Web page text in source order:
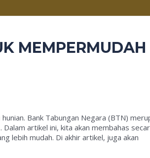
MEMPERMUDAH
Bank Tabungan Negara (BTN)
artikel ini, kita akan membahas
lebih mudah. Di akhir artikel, juga akan